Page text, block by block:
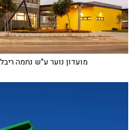
מועדון נוער ע"ש נחמה